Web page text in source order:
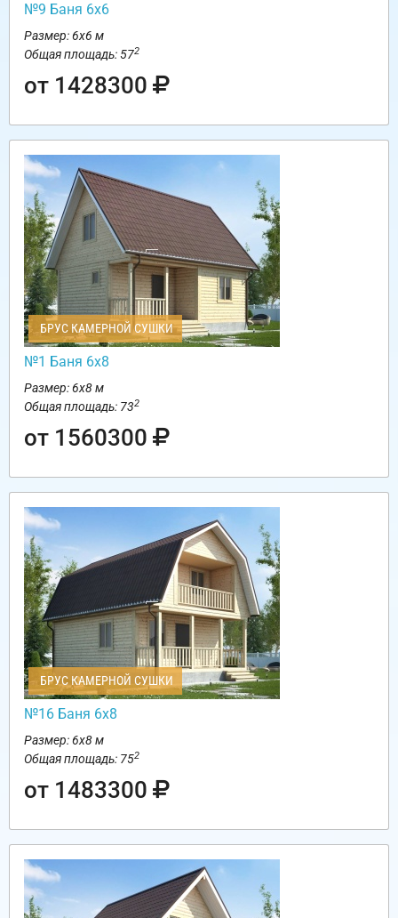
№9 Баня 6х6
Размер: 6х6 м
Общая площадь: 572
от 1428300
БРУС КАМЕРНОЙ СУШКИ
№1 Баня 6х8
Размер: 6х8 м
Общая площадь: 732
от 1560300
БРУС КАМЕРНОЙ СУШКИ
№16 Баня 6х8
Размер: 6х8 м
Общая площадь: 752
от 1483300